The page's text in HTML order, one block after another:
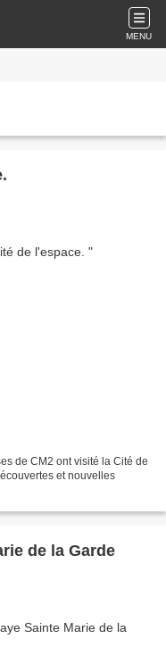
MENU
de CM2 ont visité la Cité de
et nouvelles
de la Garde